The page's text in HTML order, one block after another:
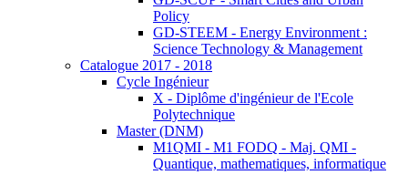
Policy
GD-STEEM - Energy Environment :
Science Technology & Management
Catalogue 2017 - 2018
Cycle Ingénieur
X - Diplôme d'ingénieur de l'Ecole
Polytechnique
Master (DNM)
M1QMI - M1 FODQ - Maj. QMI -
Quantique, mathematiques, informatique